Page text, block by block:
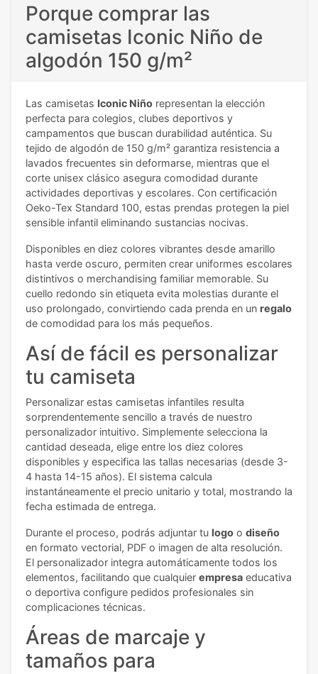
Porque comprar las
camisetas Iconic Niño de
algodón 150 g/m²
Las camisetas Iconic Niño representan la elección
perfecta para colegios, clubes deportivos y
campamentos que buscan durabilidad auténtica. Su
tejido de algodón de 150 g/m² garantiza resistencia a
lavados frecuentes sin deformarse, mientras que el
corte unisex clásico asegura comodidad durante
actividades deportivas y escolares. Con certificación
Oeko-Tex Standard 100, estas prendas protegen la piel
sensible infantil eliminando sustancias nocivas.
Disponibles en diez colores vibrantes desde amarillo
hasta verde oscuro, permiten crear uniformes escolares
distintivos o merchandising familiar memorable. Su
cuello redondo sin etiqueta evita molestias durante el
uso prolongado, convirtiendo cada prenda en un regalo
de comodidad para los más pequeños.
Así de fácil es personalizar
tu camiseta
Personalizar estas camisetas infantiles resulta
sorprendentemente sencillo a través de nuestro
personalizador intuitivo. Simplemente selecciona la
cantidad deseada, elige entre los diez colores
disponibles y especifica las tallas necesarias (desde 3-
4 hasta 14-15 años). El sistema calcula
instantáneamente el precio unitario y total, mostrando la
fecha estimada de entrega.
Durante el proceso, podrás adjuntar tu logo o diseño
en formato vectorial, PDF o imagen de alta resolución.
El personalizador integra automáticamente todos los
elementos, facilitando que cualquier empresa educativa
o deportiva configure pedidos profesionales sin
complicaciones técnicas.
Áreas de marcaje y
tamaños para